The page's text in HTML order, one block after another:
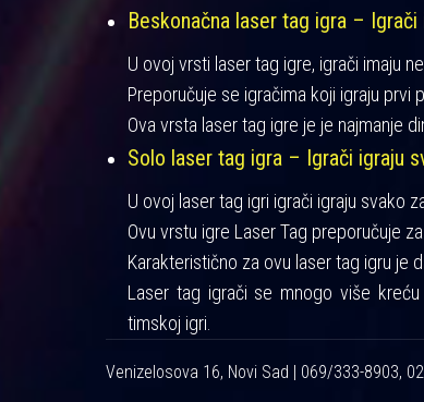
Beskonačna laser tag igra –
U ovoj vrsti laser tag igre, igrači imaju
Preporučuje se igračima koji igraju prvi
Ova vrsta laser tag igre je je najmanje
Solo laser tag igra – Igrači igraju
U ovoj laser tag igri igrači igraju svako
Ovu vrstu igre Laser Tag preporučuje
Karakteristično za ovu laser tag igru je
Laser tag igrači se mnogo više
timskoj igri.
Venizelosova 16, Novi Sad | 069/333-8903,